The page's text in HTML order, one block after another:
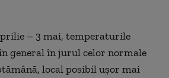
– 3 mai, temperaturile
general în jurul celor normale
local posibil ușor mai